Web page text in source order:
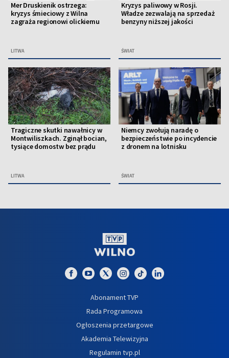
Mer Druskienik ostrzega:
kryzys śmieciowy z Wilna
zagraża regionowi olickiemu
LITWA
Kryzys paliwowy w Rosji.
Władze zezwalają na sprzedaż
benzyny niższej jakości
ŚWIAT
Tragiczne skutki nawałnicy w
Montwiliszkach. Zginął bocian,
tysiące domostw bez prądu
LITWA
Niemcy zwołują naradę o
bezpieczeństwie po incydencie
z dronem na lotnisku
ŚWIAT
Abonament TVP
Rada Programowa
Ogłoszenia przetargowe
Akademia Telewizyjna
Regulamin tvp.pl